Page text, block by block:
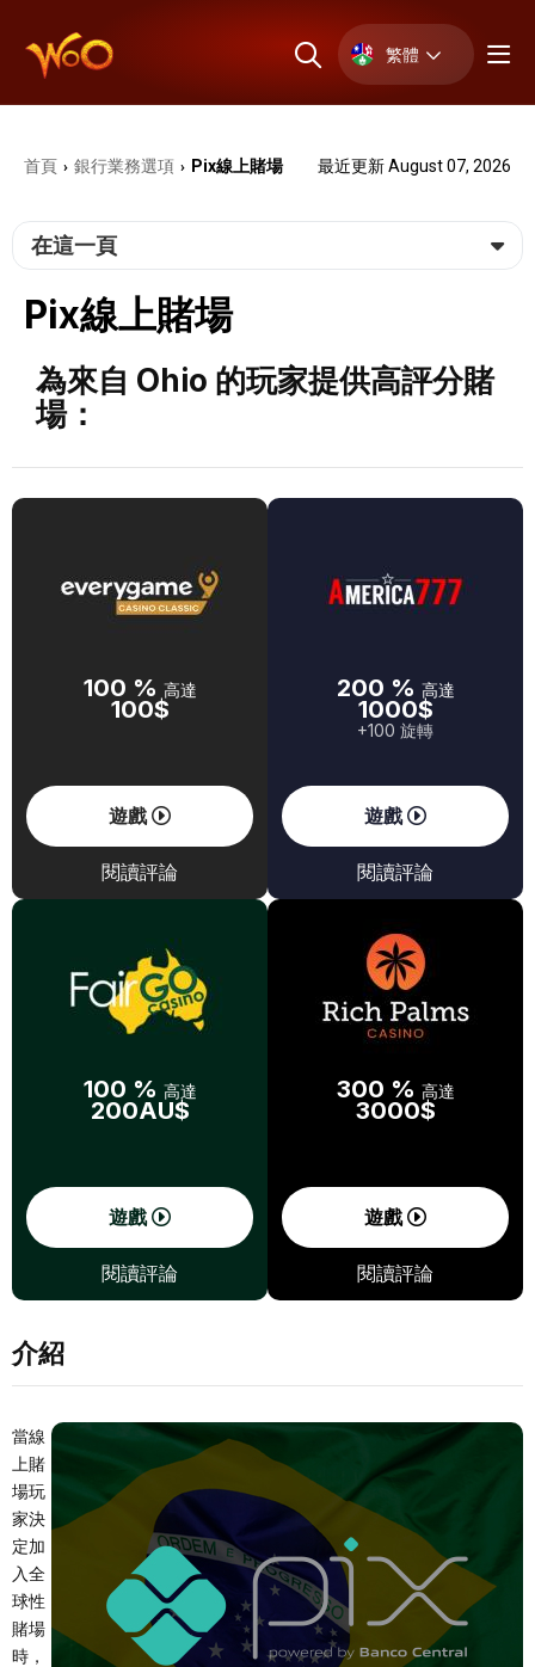
繁體
首頁 › 銀⾏業務選項 › Pix線上賭場 最近更新 August 07, 2026
在這一頁
Pix線上賭場
為來自 Ohio 的玩家提供高評分賭
場：
100 % 高達
100$
遊戲
閱讀評論
200 % 高達
1000$
+100 旋轉
遊戲
閱讀評論
100 % 高達
200AU$
遊戲
閱讀評論
300 % 高達
3000$
遊戲
閱讀評論
介紹
當線
上賭
場玩
家決
定加
入全
球性
賭場
時，